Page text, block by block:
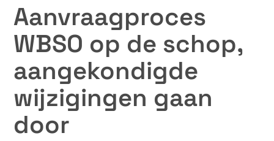
Aanvraagproces
WBSO op de schop,
aangekondigde
wijzigingen gaan
door